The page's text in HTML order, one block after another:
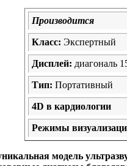
Производится
Класс: Экспертный
Дисплей: диагональ
Тип: Портативный
4D в кардиологии
Режимы
модель